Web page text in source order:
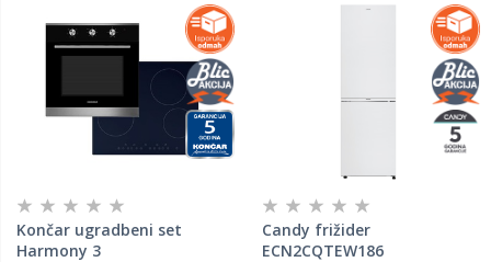
Končar ugradbeni set
Harmony 3
Candy frižider
ECN2CQTEW186